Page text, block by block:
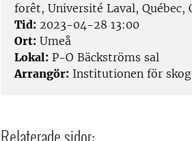
forêt, Université Laval, Québec,
Tid: 2023-04-28 13:00
Ort: Umeå
Lokal: P-O Bäckströms sal
Arrangör: Institutionen för